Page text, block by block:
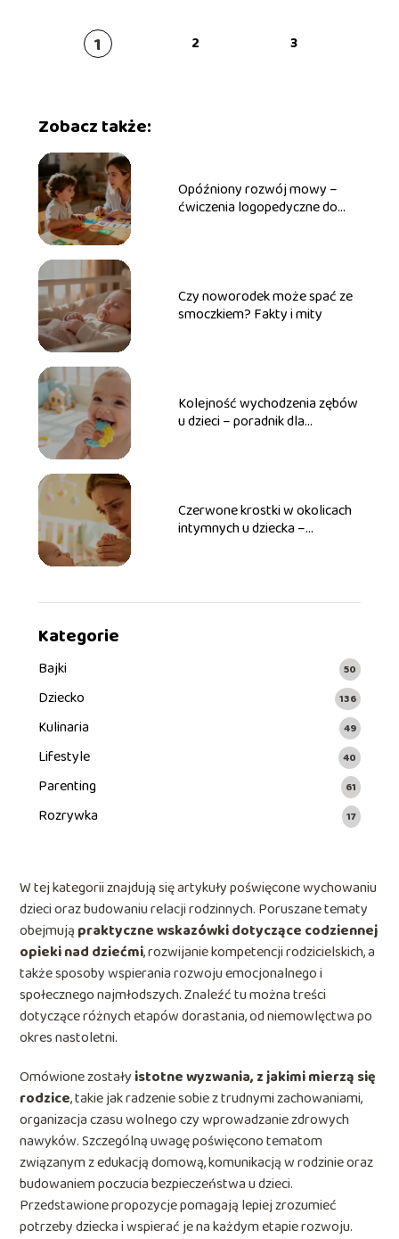
1 2 3
Zobacz także:
Opóźniony rozwój mowy –
ćwiczenia logopedyczne do
Czy noworodek może spać ze
smoczkiem? Fakty i mity
Kolejność wychodzenia zębów
u dzieci – poradnik dla
Czerwone krostki w okolicach
intymnych u dziecka –
Kategorie
Bajki 50
Dziecko 136
Kulinaria 49
Lifestyle 40
Parenting 61
Rozrywka 17
W tej kategorii znajdują się artykuły poświęcone wychowaniu
dzieci oraz budowaniu relacji rodzinnych. Poruszane tematy
obejmują praktyczne wskazówki dotyczące codziennej
opieki nad dziećmi, rozwijanie kompetencji rodzicielskich, a
także sposoby wspierania rozwoju emocjonalnego i
społecznego najmłodszych. Znaleźć tu można treści
dotyczące różnych etapów dorastania, od niemowlęctwa po
okres nastoletni.
Omówione zostały istotne wyzwania, z jakimi mierzą się
rodzice, takie jak radzenie sobie z trudnymi zachowaniami,
organizacja czasu wolnego czy wprowadzanie zdrowych
nawyków. Szczególną uwagę poświęcono tematom
związanym z edukacją domową, komunikacją w rodzinie oraz
budowaniem poczucia bezpieczeństwa u dzieci.
Przedstawione propozycje pomagają lepiej zrozumieć
potrzeby dziecka i wspierać je na każdym etapie rozwoju.